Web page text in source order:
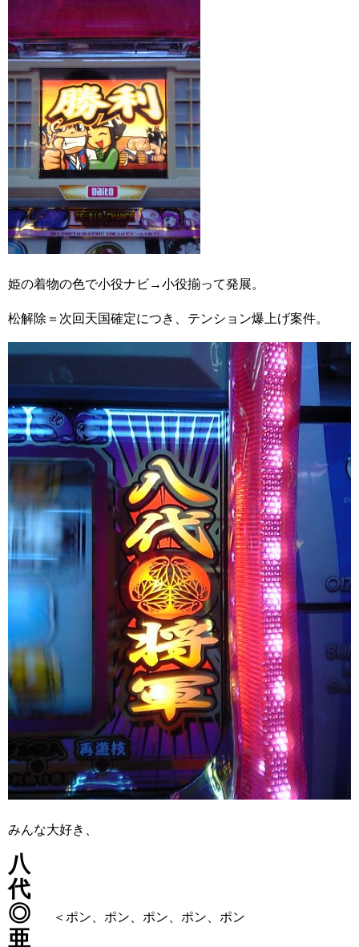
姫の着物の色で小役ナビ→小役揃って発展。
松解除＝次回天国確定につき、テンション爆上げ案件。
みんな大好き、
八
代
◎
＜ポン、ポン、ポン、ポン、ポン
亜